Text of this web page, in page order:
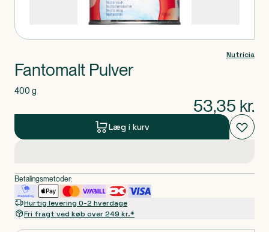
Nutricia
Fantomalt Pulver
400 g
53,35 kr.
Læg i kurv
Betalingsmetoder:
Hurtig levering 0-2 hverdage
Fri fragt ved køb over 249 kr.*